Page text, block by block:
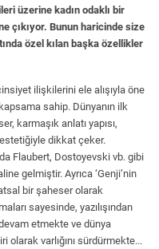
üzerine kadın odaklı bir
çıkıyor. Bunun haricinde size
özel kılan başka özellikler
ilişkilerini ele alışıyla öne
sahip. Dünyanın ilk
karmaşık anlatı yapısı,
dikkat çeker.
Flaubert, Dostoyevski vb. gibi
gelmiştir. Ayrıca ‘Genji’nin
bir şaheser olarak
sayesinde, yazılışından
etmekte ve dünya
olarak varlığını sürdürmekte...